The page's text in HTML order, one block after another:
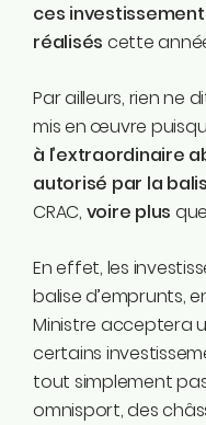
ces
réalisés cette
Par ailleurs, rien ne
mis en œuvre
à l’extraordinaire
autorisé par la
CRAC, voire plus
En effet, les
balise d’emprunts,
Ministre acceptera
certains
tout simplement
omnisport, des